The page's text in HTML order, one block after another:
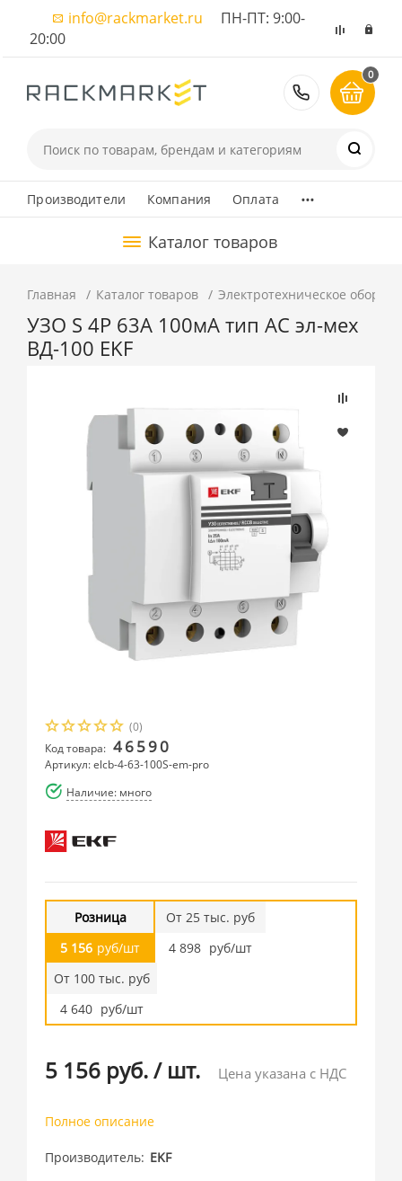
info@rackmarket.ru ПН-ПТ: 9:00-
20:00
8 (495)
0
Производители Компания Оплата ...
Каталог товаров
Главная Каталог товаров Электротехническое
УЗО S 4P 63А 100мА тип АС эл-мех
ВД-100 EKF
(0)
Код товара: 46590
Артикул: elcb-4-63-100S-em-pro
Наличие: много
Розница
5 156 руб/шт
От 25 тыс. руб
4 898 руб/шт
От 100 тыс. руб
4 640 руб/шт
5 156 руб./ шт. Цена указана с НДС
Полное описание
Производитель EKF